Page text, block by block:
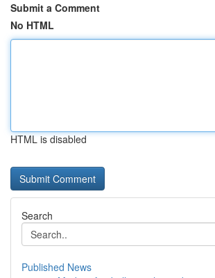
Submit a Comment
No HTML
HTML is disabled
Search
Published News